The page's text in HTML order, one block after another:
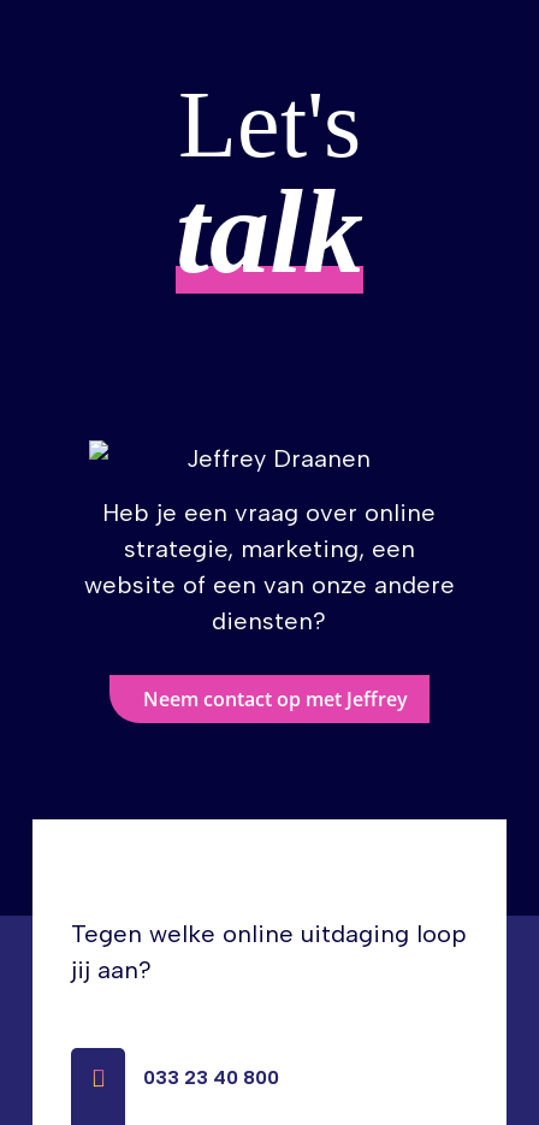
Let's
talk
Heb je een vraag over online
strategie, marketing, een
website of een van onze andere
diensten?
Neem contact op met Jeffrey
Tegen welke online uitdaging loop
jij aan?
033 23 40 800